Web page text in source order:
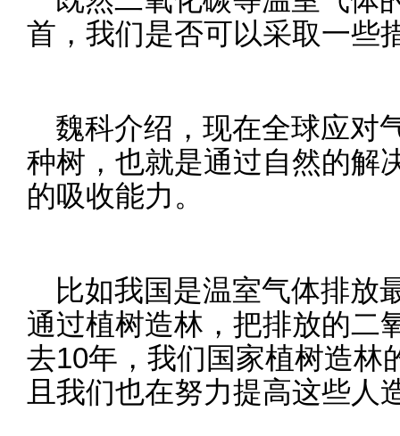
首，我们是否可以采取一些
魏科介绍，现在全球应对
种树，也就是通过自然的解
的吸收能力。
比如我国是温室气体排放
通过植树造林，把排放的二
去10年，我们国家植树造林
且我们也在努力提高这些人